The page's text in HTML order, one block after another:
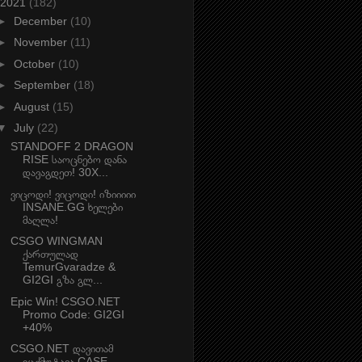
December (10)
November (11)
October (10)
September (18)
August (15)
July (22)
STANDOFF 2 DRAGON
RISE საოცნებო დანა
დავაგდეთ! 30X...
ვიცოდი! ვიცოდი! იზიიიიი
INSANE.GG ხელები
მაღლა!
CSGO WINGMAN
ქართულად
TemurGvaradze &
GI2GI გზა გლ...
Epic Win! CSGO.NET
Promo Code: GI2GI
+40%
CSGO.NET დავითამ